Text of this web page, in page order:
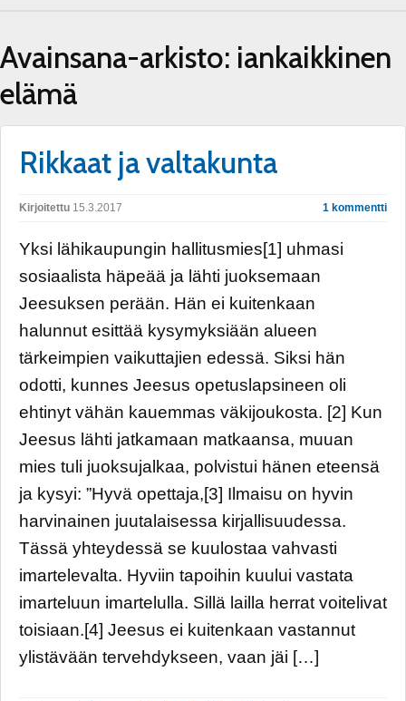
Avainsana-arkisto: iankaikkinen
elämä
Rikkaat ja valtakunta
Kirjoitettu 15.3.2017 1 kommentti
Yksi lähikaupungin hallitusmies[1] uhmasi
sosiaalista häpeää ja lähti juoksemaan
Jeesuksen perään. Hän ei kuitenkaan
halunnut esittää kysymyksiään alueen
tärkeimpien vaikuttajien edessä. Siksi hän
odotti, kunnes Jeesus opetuslapsineen oli
ehtinyt vähän kauemmas väkijoukosta. [2] Kun
Jeesus lähti jatkamaan matkaansa, muuan
mies tuli juoksujalkaa, polvistui hänen eteensä
ja kysyi: ”Hyvä opettaja,[3] Ilmaisu on hyvin
harvinainen juutalaisessa kirjallisuudessa.
Tässä yhteydessä se kuulostaa vahvasti
imartelevalta. Hyviin tapoihin kuului vastata
imarteluun imartelulla. Sillä lailla herrat voitelivat
toisiaan.[4] Jeesus ei kuitenkaan vastannut
ylistävään tervehdykseen, vaan jäi […]